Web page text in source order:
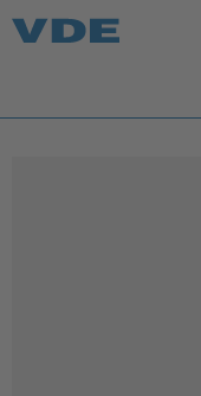
Top Themen
Fokusthemen
AI & Digital